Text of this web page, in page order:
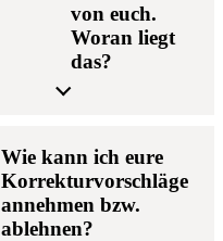
von euch.
Woran liegt
das?
Wie kann ich eure
Korrekturvorschläge
annehmen bzw.
ablehnen?